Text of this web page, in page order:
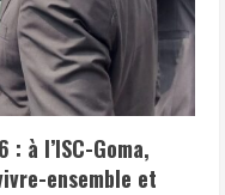
à l’ISC-Goma,
ensemble et